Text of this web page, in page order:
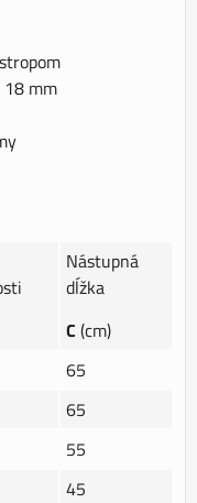
18 mm
Nástupná
dĺžka
C (cm)
65
65
55
45